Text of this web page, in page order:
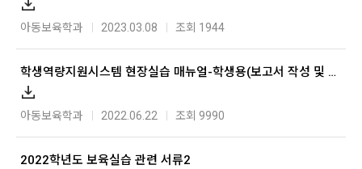
아동보육학과 2023.03.08 조회 1944
학생역량지원시스템 현장실습 매뉴얼-학생용(보고서 작성 및 만족도 조사)
아동보육학과 2022.06.22 조회 9990
2022학년도 보육실습 관련 서류2